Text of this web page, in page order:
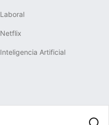
Laboral
Netflix
Inteligencia Artificial